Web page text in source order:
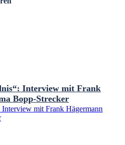
Interview mit Frank
Bopp-Strecker
Interview mit Frank Hägermann